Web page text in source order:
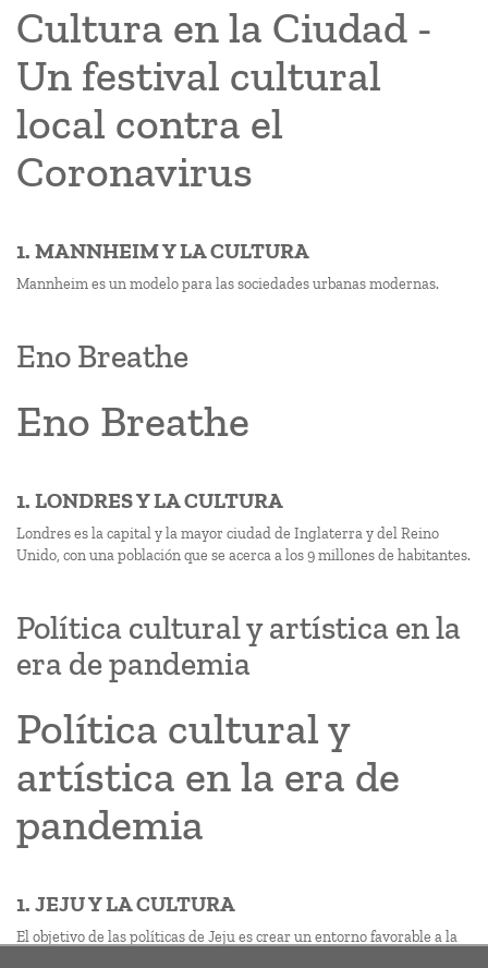
Cultura en la Ciudad -
Un festival cultural
local contra el
Coronavirus
1. MANNHEIM Y LA CULTURA
Mannheim es un modelo para las sociedades urbanas modernas.
Eno Breathe
Eno Breathe
1. LONDRES Y LA CULTURA
Londres es la capital y la mayor ciudad de Inglaterra y del Reino
Unido, con una población que se acerca a los 9 millones de habitantes.
Política cultural y artística en la
era de pandemia
Política cultural y
artística en la era de
pandemia
1. JEJU Y LA CULTURA
El objetivo de las políticas de Jeju es crear un entorno favorable a la